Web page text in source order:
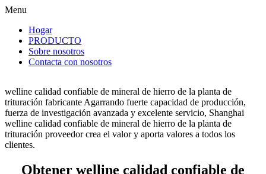
Menu
Hogar
PRODUCTO
Sobre nosotros
Contacta con nosotros
welline calidad confiable de mineral de hierro de la planta de
trituración fabricante Agarrando fuerte capacidad de producción,
fuerza de investigación avanzada y excelente servicio, Shanghai
welline calidad confiable de mineral de hierro de la planta de
trituración proveedor crea el valor y aporta valores a todos los
clientes.
Obtener welline calidad confiable de